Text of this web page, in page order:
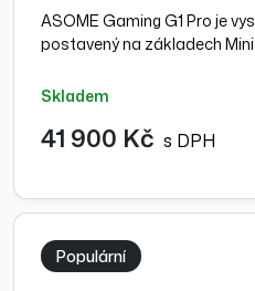
ASOME Gaming G1 Pro je
postavený na základech
skladem
41 900 Kč s DPH
Populární